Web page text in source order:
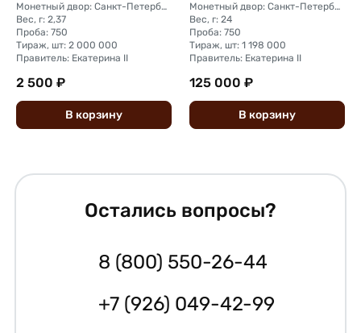
Монетный двор: Санкт-Петербургский монетный двор
Вес, г: 2,37
Проба: 750
Тираж, шт: 2 000 000
Правитель: Екатерина II
2 500 ₽
В корзину
Монетный двор: Санкт-Петербургский монетный двор
Вес, г: 24
Проба: 750
Тираж, шт: 1 198 000
Правитель: Екатерина II
125 000 ₽
В корзину
Остались вопросы?
8 (800) 550-26-44
+7 (926) 049-42-99